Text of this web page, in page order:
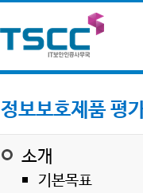
정보보호제품 평
소개
기본목표